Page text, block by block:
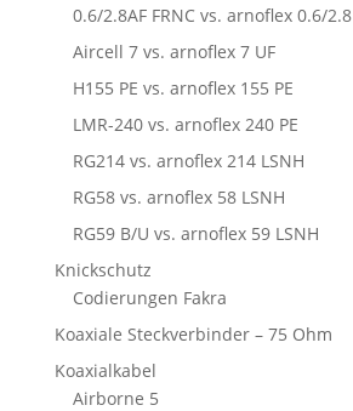
0.6/2.8AF FRNC vs. arnoflex 0.6/2.8
Aircell 7 vs. arnoflex 7 UF
H155 PE vs. arnoflex 155 PE
LMR-240 vs. arnoflex 240 PE
RG214 vs. arnoflex 214 LSNH
RG58 vs. arnoflex 58 LSNH
RG59 B/U vs. arnoflex 59 LSNH
Knickschutz
Codierungen Fakra
Koaxiale Steckverbinder – 75 Ohm
Koaxialkabel
Airborne 5